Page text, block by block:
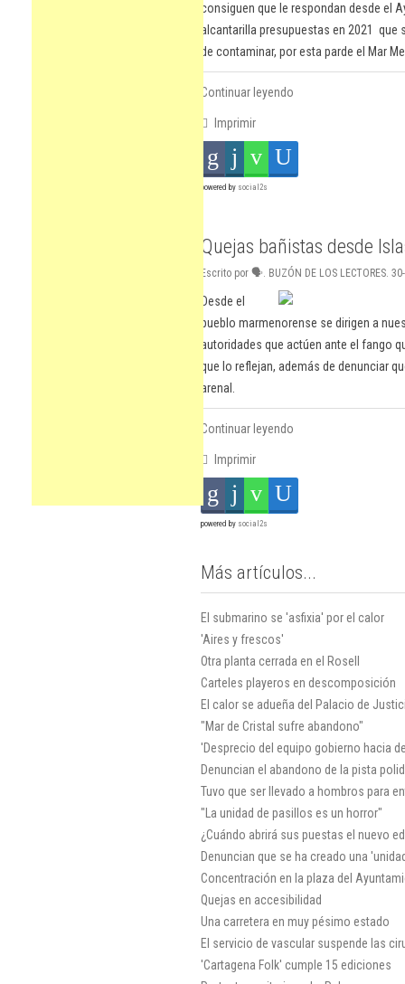
consiguen que le respondan desde el
alcantarilla presupuestas en 2021 que
de contaminar, por esta parde el Mar
Continuar leyendo
Imprimir
powered by social2s
Quejas bañistas desde
Escrito por 🗣. BUZÓN DE LOS LECTORES.
Desde el
pueblo marmenorense se dirigen a
autoridades que actúen ante el fango
que lo reflejan, además de denunciar
arenal.
Continuar leyendo
Imprimir
powered by social2s
Más artículos...
El submarino se 'asfixia' por el calor
'Aires y frescos'
Otra planta cerrada en el Rosell
Carteles playeros en descomposición
El calor se adueña del Palacio de
"Mar de Cristal sufre abandono"
'Desprecio del equipo gobierno hacia
Denuncian el abandono de la pista
Tuvo que ser llevado a hombros para
"La unidad de pasillos es un horror"
¿Cuándo abrirá sus puestas el nuevo
Denuncian que se ha creado una
Concentración en la plaza del
Quejas en accesibilidad
Una carretera en muy pésimo estado
El servicio de vascular suspende las
'Cartagena Folk' cumple 15 ediciones